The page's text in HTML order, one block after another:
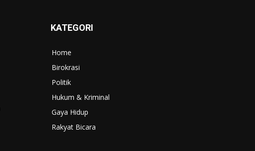
KATEGORI
Home
Birokrasi
Politik
Hukum & Kriminal
Gaya Hidup
Rakyat Bicara